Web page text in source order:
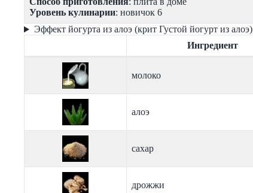
Уровень кулинарии: новичок 6
Эффект йогурта из алоэ (крит Густой йогурт из алоэ)
Ингредиент
молоко
алоэ
сахар
дрожжи